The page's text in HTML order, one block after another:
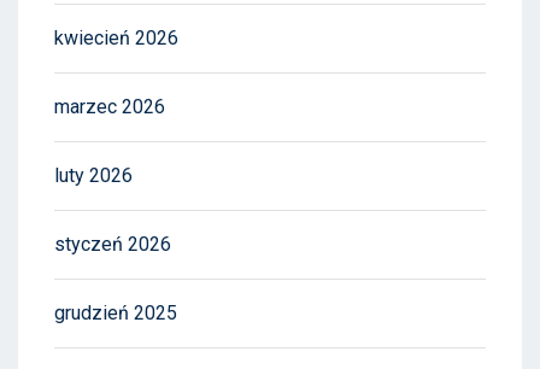
kwiecień 2026
marzec 2026
luty 2026
styczeń 2026
grudzień 2025